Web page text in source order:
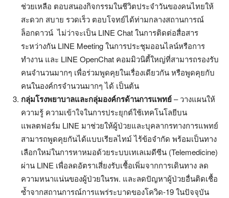
ช่วยเหลือ ตอบสนองกิจกรรมในชีวิตประจำวันของคนไทยให้
สะดวก สบาย รวดเร็ว ตอบโจทย์ได้ท่ามกลางสถานการณ์
ล็อกดาวน์ ไม่ว่าจะเป็น LINE Chat ในการติดต่อสื่อสาร
ระหว่างกัน LINE Meeting ในการประชุมออนไลน์หรือการ
ทำงาน และ LINE OpenChat คอมมิวนิตี้ใหญ่ที่สามารถรองรับ
คนจำนวนมากๆ เพื่อร่วมพูดคุยในเรื่องเดียวกัน หรือพูดคุยกับ
คนในองค์กรจำนวนมากๆ ได้ เป็นต้น
กลุ่มโรงพยาบาลและกลุ่มองค์กรด้านการแพทย์– วางแผนให้
ความรู้ ความเข้าใจในการประยุกต์ใช้เทคโนโลยีบน
แพลตฟอร์ม LINE มาช่วยให้ผู้ป่วยและบุคลากรทางการแพทย์
สามารถพูดคุยกันได้แบบเรียลไทม์ ไร้ข้อจำกัด พร้อมเป็นทาง
เลือกใหม่ในการหาหมอด้วยระบบเทเลเมดีซีน (Telemedicine)
ผ่าน LINE เพื่อลดอัตราเสี่ยงรับเชื้อเพิ่มจากการเดินทาง ลด
ความหนาแน่นของผู้ป่วยในรพ. และลดปัญหาผู้ป่วยอื่นติดเชื้อ
ซ้ำจากสถานการณ์การแพร่ระบาดของโควิด-19 ในปัจจุบัน